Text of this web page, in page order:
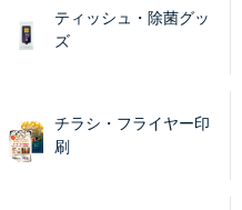
ティッシュ・除菌グッ
ズ
チラシ・フライヤー印
刷